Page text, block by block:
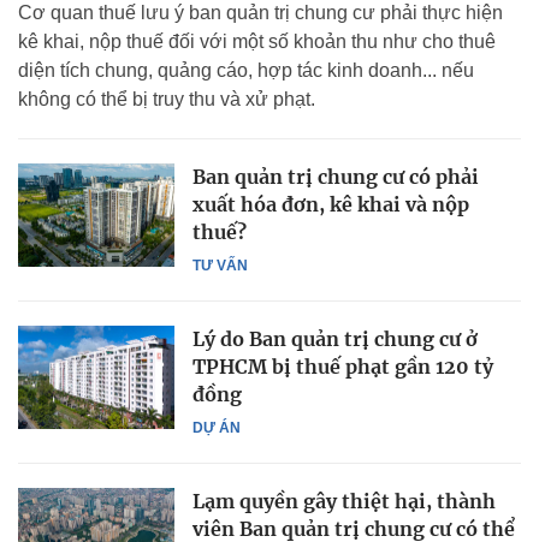
Cơ quan thuế lưu ý ban quản trị chung cư phải thực hiện
kê khai, nộp thuế đối với một số khoản thu như cho thuê
diện tích chung, quảng cáo, hợp tác kinh doanh... nếu
không có thể bị truy thu và xử phạt.
TƯ VẤN
Ban quản trị chung cư có phải
xuất hóa đơn, kê khai và nộp
thuế?
DỰ ÁN
Lý do Ban quản trị chung cư ở
TPHCM bị thuế phạt gần 120 tỷ
đồng
Lạm quyền gây thiệt hại, thành
viên Ban quản trị chung cư có thể